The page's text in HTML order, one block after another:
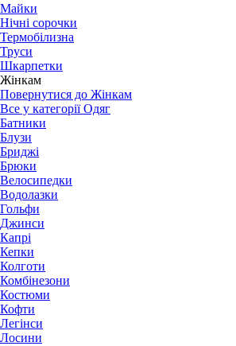
Майки
Нічні сорочки
Термобілизна
Труси
Шкарпетки
Жінкам
Повернутися до Жінкам
Все у категорії Одяг
Батники
Блузи
Бриджі
Брюки
Велосипедки
Водолазки
Гольфи
Джинси
Капрі
Кепки
Колготи
Комбінезони
Костюми
Кофти
Легінси
Лосини